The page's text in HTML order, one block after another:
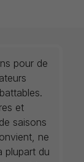
pour de
et
saisons
ne
plupart du